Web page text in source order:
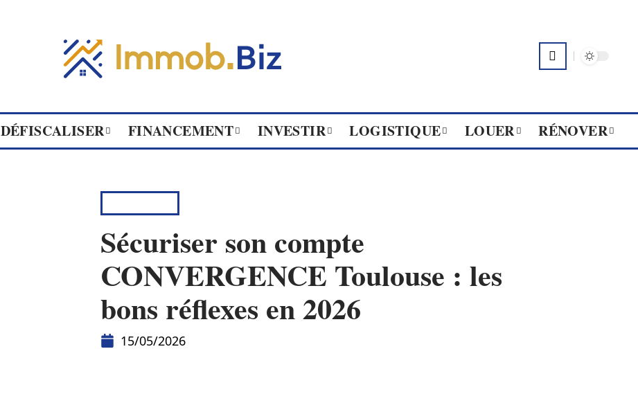
DÉFISCALISER FINANCEMENT INVESTIR LOGISTIQUE LOUER RÉNOVER
Sécuriser son compte
CONVERGENCE Toulouse : les
bons réflexes en 2026
15/05/2026